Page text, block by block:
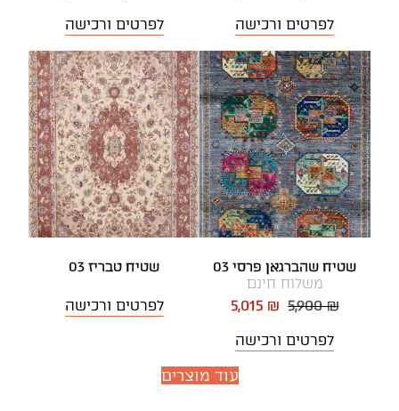
לפרטים ורכישה לפרטים ורכישה
שטיח שהברגאן פרסי 03
משלוח חינם
5,900 ₪
5,015 ₪
לפרטים ורכישה
שטיח טבריז 03
לפרטים ורכישה
עוד מוצרים